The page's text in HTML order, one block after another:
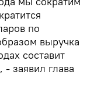
по
выручка
составит
заявил глава